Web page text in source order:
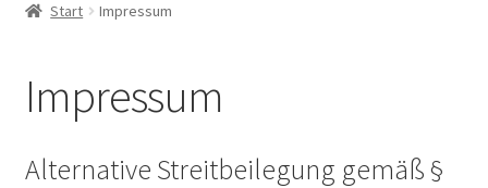
Start Impressum
Impressum
Alternative Streitbeilegung gemäß §